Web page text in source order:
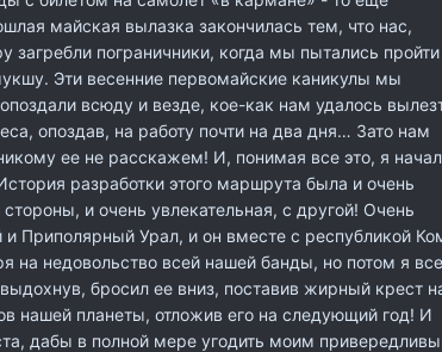
майская вылазка закончилась тем, что нас,
загребли пограничники, когда мы пытались пройти
Эти весенние первомайские каникулы мы
всюду и везде, кое-как нам удалось
опоздав, на работу почти на два дня… Зато нам
ее не расскажем! И, понимая все это, я начал
разработки этого маршрута была и очень
и очень увлекательная, с другой! Очень
и Приполярный Урал, и он вместе с республикой
на недовольство всей нашей банды, но потом я все
бросил ее вниз, поставив жирный крест
нашей планеты, отложив его на следующий год! И
дабы в полной мере угодить моим